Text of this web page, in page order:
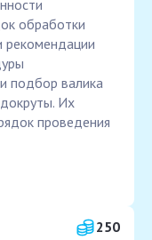
обработки
рекомендации
подбор валика
Их
проведения
250